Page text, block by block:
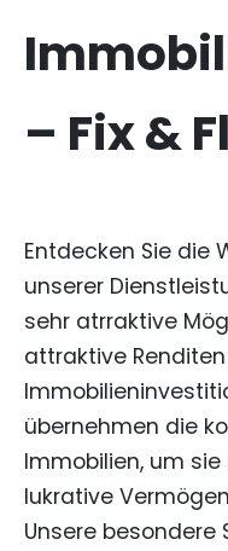
– Fix &
Entdecken Sie die
unserer
sehr atrraktive
attraktive
übernehmen die
Immobilien, um
lukrative
Unsere besondere